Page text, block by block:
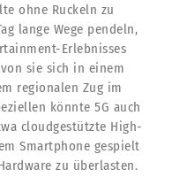
ohne Ruckeln zu
lange Wege pendeln,
Erlebnisses
sie sich in einem
regionalen Zug im
könnte 5G auch
cloudgestützte High-
Smartphone gespielt
zu überlasten.